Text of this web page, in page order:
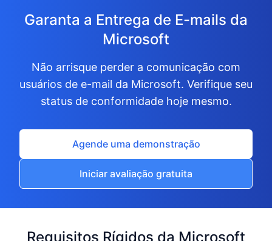
Garanta a Entrega de E-mails da
Microsoft
Não arrisque perder a comunicação com
usuários de e-mail da Microsoft. Verifique seu
status de conformidade hoje mesmo.
Agende uma demonstração
Iniciar avaliação gratuita
Requisitos Rígidos da Microsoft